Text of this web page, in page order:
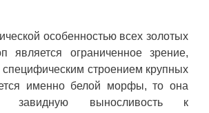
особенностью всех золотых
является ограниченное зрение,
специфическим строением крупных
именно белой морфы, то она
завидную выносливость к